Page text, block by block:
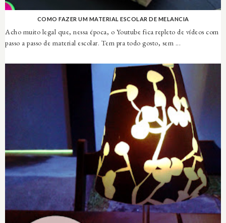
COMO FAZER UM MATERIAL ESCOLAR DE MELANCIA
Acho muito legal que, nessa época, o Youtube fica repleto de vídeos com
passo a passo de material escolar. Tem pra todo gosto, sem ...